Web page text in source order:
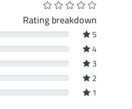
Rating breakdown
5
4
3
2
1